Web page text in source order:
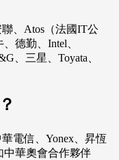
、Atos（法國IT公
德勤、Intel、
、三星、Toyata、
電信、Yonex、昇恆
中華奧會合作夥伴